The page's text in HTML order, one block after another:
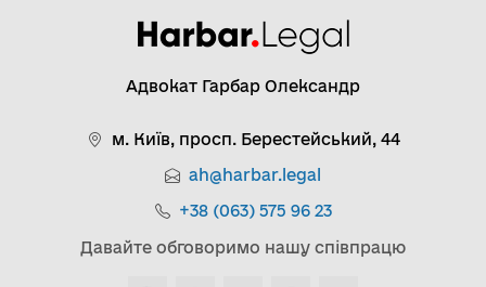
Адвокат Гарбар Олександр
м. Київ, просп. Берестейський, 44
ah@harbar.legal
+38 (063) 575 96 23
Давайте обговоримо нашу співпрацю